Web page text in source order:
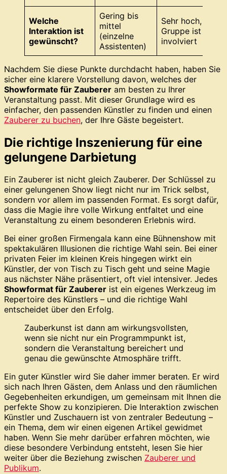
Welche
Interaktion ist
gewünscht?
Gering bis
mittel
(einzelne
Assistenten)
Sehr hoch, jede
Gruppe ist
involviert
Nachdem Sie diese Punkte durchdacht haben, haben Sie
sicher eine klarere Vorstellung davon, welches der
Showformate für Zauberer am besten zu Ihrer
Veranstaltung passt. Mit dieser Grundlage wird es
einfacher, den passenden Künstler zu finden und einen
Zauberer zu buchen, der Ihre Gäste begeistert.
Die richtige Inszenierung für eine
gelungene Darbietung
Ein Zauberer ist nicht gleich Zauberer. Der Schlüssel zu
einer gelungenen Show liegt nicht nur im Trick selbst,
sondern vor allem im passenden Format. Es sorgt dafür,
dass die Magie ihre volle Wirkung entfaltet und eine
Veranstaltung zu einem besonderen Erlebnis wird.
Bei einer großen Firmengala kann eine Bühnenshow mit
spektakulären Illusionen die richtige Wahl sein. Bei einer
privaten Feier im kleinen Kreis hingegen wirkt ein
Künstler, der von Tisch zu Tisch geht und seine Magie
aus nächster Nähe präsentiert, oft viel intensiver. Jedes
Showformat für Zauberer ist ein eigenes Werkzeug im
Repertoire des Künstlers – und die richtige Wahl
entscheidet über den Erfolg.
Zauberkunst ist dann am wirkungsvollsten,
wenn sie nicht nur ein Programmpunkt ist,
sondern die Veranstaltung bereichert und
genau die gewünschte Atmosphäre trifft.
Ein guter Künstler wird Sie daher immer beraten. Er wird
sich nach Ihren Gästen, dem Anlass und den räumlichen
Gegebenheiten erkundigen, um gemeinsam mit Ihnen die
perfekte Show zu konzipieren. Die Interaktion zwischen
Künstler und Zuschauern ist von zentraler Bedeutung –
ein Thema, dem wir einen eigenen Artikel gewidmet
haben. Wenn Sie mehr darüber erfahren möchten, wie
diese besondere Verbindung entsteht, lesen Sie hier
weiter über die Beziehung zwischen Zauberer und
Publikum.